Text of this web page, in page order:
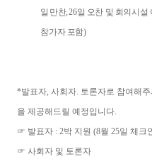
일 만찬,26일 오찬 및 회의시설
참가자 포함)
*발표자, 사회자. 토론자로 참여해
을 제공해드릴 예정입니다.
☞ 발표자 : 2박 지원 (8월 25일 체크
☞ 사회자 및 토론자